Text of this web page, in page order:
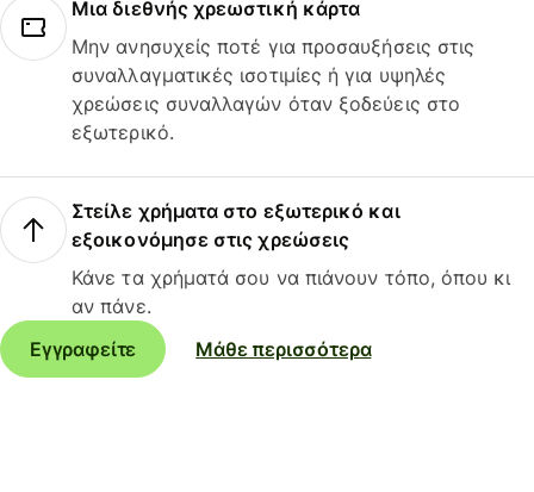
Μια διεθνής χρεωστική κάρτα
Μην ανησυχείς ποτέ για προσαυξήσεις στις
συναλλαγματικές ισοτιμίες ή για υψηλές
χρεώσεις συναλλαγών όταν ξοδεύεις στο
εξωτερικό.
Στείλε χρήματα στο εξωτερικό και
εξοικονόμησε στις χρεώσεις
Κάνε τα χρήματά σου να πιάνουν τόπο, όπου κι
αν πάνε.
Εγγραφείτε
Μάθε περισσότερα